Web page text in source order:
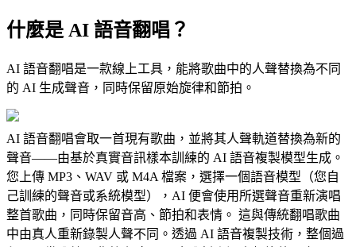
什麼是 AI 語音翻唱？
AI 語音翻唱是一款線上工具，能將歌曲中的人聲替換為不同
的 AI 生成聲音，同時保留原始旋律和節拍。
AI 語音翻唱會取一首現有歌曲，並將其人聲軌道替換為新的
聲音——由基於真實音訊樣本訓練的 AI 語音複製模型生成。
您上傳 MP3、WAV 或 M4A 檔案，選擇一個語音模型（您自
己訓練的聲音或系統模型），AI 便會使用所選聲音重新演唱
整首歌曲，同時保留音高、節拍和表情。 這與傳統翻唱歌曲
中由真人重新錄製人聲不同。透過 AI 語音複製技術，整個過